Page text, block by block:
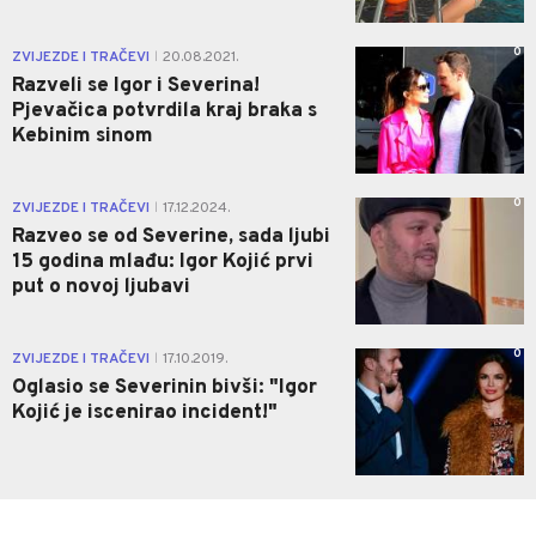
ZVIJEZDE I TRAČEVI 20.08.2021.
Razveli se Igor i Severina!
Pjevačica potvrdila kraj braka s
Kebinim sinom
0
ZVIJEZDE I TRAČEVI 17.12.2024.
Razveo se od Severine, sada ljubi
15 godina mlađu: Igor Kojić prvi
put o novoj ljubavi
0
ZVIJEZDE I TRAČEVI 17.10.2019.
Oglasio se Severinin bivši: "Igor
Kojić je iscenirao incident!"
0